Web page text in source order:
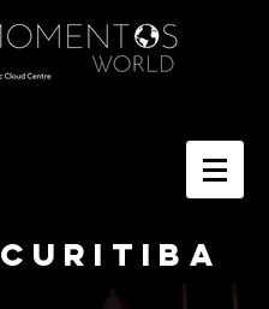
CURITIBA